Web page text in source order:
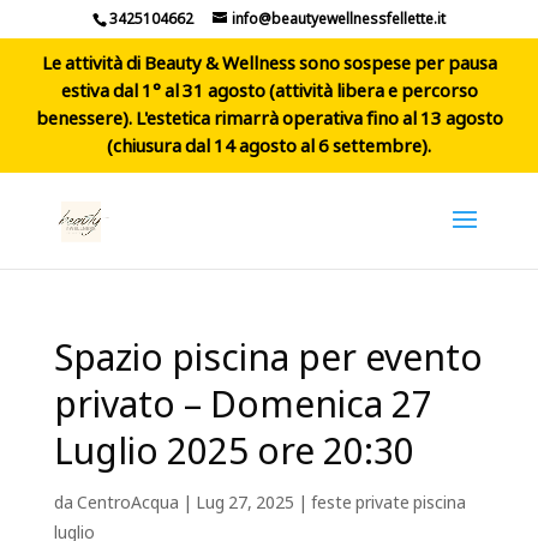
3425104662 info@beautyewellnessfellette.it
Le attività di Beauty & Wellness sono sospese per pausa
estiva dal 1° al 31 agosto (attività libera e percorso
benessere). L'estetica rimarrà operativa fino al 13 agosto
(chiusura dal 14 agosto al 6 settembre).
Spazio piscina per evento
privato – Domenica 27
Luglio 2025 ore 20:30
daCentroAcqua | Lug 27, 2025 | feste private piscina
luglio